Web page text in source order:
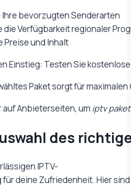
Ihre bevorzugten Senderarten
die Verfügbarkeit regionaler
Preise und Inhalt
Einstieg: Testen Sie
Paket sorgt für
auf Anbieterseiten, um iptv
des
IPTV-
deine Zufriedenheit. Hier